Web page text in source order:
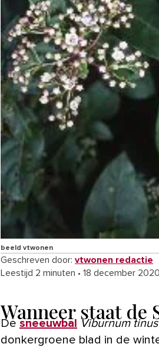
beeld vtwonen
Geschreven door: vtwonen redactie
Leestijd 2 minuten • 18 december
Wanneer staat de
De sneeuwbal Viburnum tinus
donkergroene blad in de